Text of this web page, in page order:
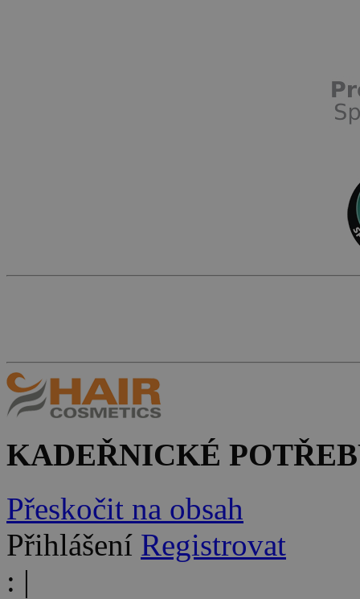
KADEŘNICKÉ
Přeskočit na obsah
Přihlášení Registrovat
: |